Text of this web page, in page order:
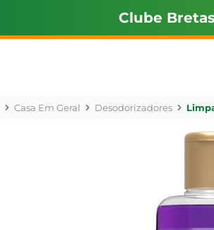
Clube Bretas
Casa Em Geral Desodorizadores